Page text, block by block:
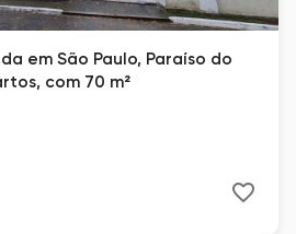
em São Paulo, Paraíso do
com 70 m²